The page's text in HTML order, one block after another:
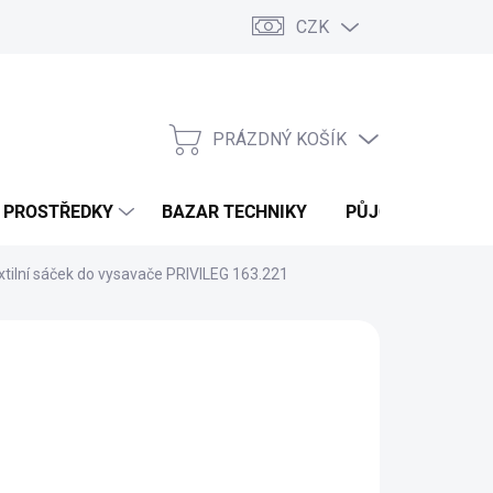
CZK
NÁKUPNÍ
PRÁZDNÝ KOŠÍK
BAZAR TECHNIKY PŮJČOVNA
sáček do vysavače PRIVILEG 163.221